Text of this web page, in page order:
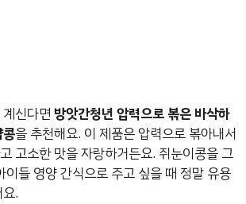
신다면 방앗간청년 압력으로 볶은 바삭하
을 추천해요. 이 제품은 압력으로 볶아내서
고소한 맛을 자랑하거든요. 쥐눈이콩을 그
이들 영양 간식으로 주고 싶을 때 정말 유용
.